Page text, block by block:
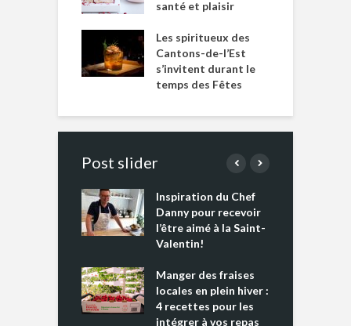
santé et plaisir
Les spiritueux des
Cantons-de-l’Est
s’invitent durant le
temps des Fêtes
Post slider
Inspiration du Chef
Danny pour recevoir
l’être aimé à la Saint-
Valentin!
Manger des fraises
locales en plein hiver :
4 recettes pour les
intégrer à vos repas